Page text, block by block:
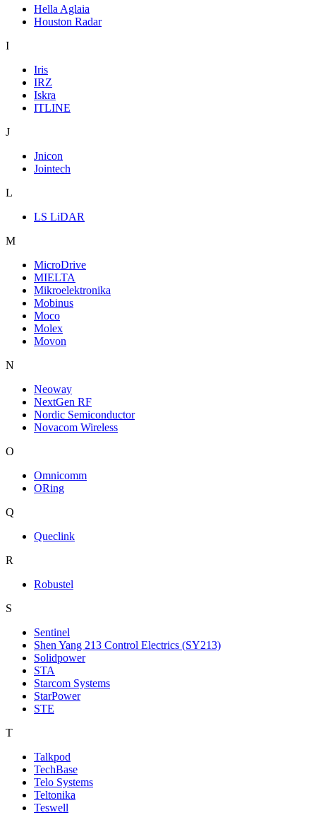
Hella Aglaia
Houston Radar
I
Iris
IRZ
Iskra
ITLINE
J
Jnicon
Jointech
L
LS LiDAR
M
MicroDrive
MIELTA
Mikroelektronika
Mobinus
Moco
Molex
Movon
N
Neoway
NextGen RF
Nordic Semiconductor
Novacom Wireless
O
Omnicomm
ORing
Q
Queclink
R
Robustel
S
Sentinel
Shen Yang 213 Control Electrics (SY213)
Solidpower
STA
Starcom Systems
StarPower
STE
T
Talkpod
TechBase
Telo Systems
Teltonika
Teswell